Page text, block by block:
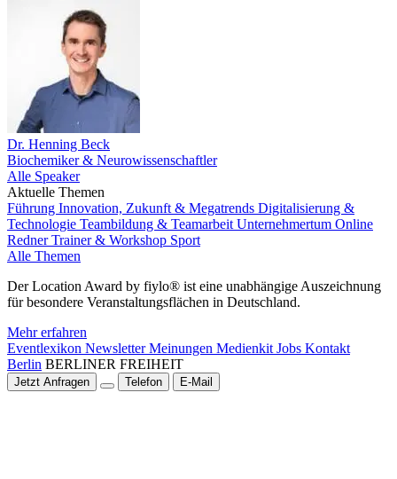
Dr. Henning Beck
Biochemiker & Neurowissenschaftler
Alle Speaker
Aktuelle Themen
Führung Innovation, Zukunft & Megatrends Digitalisierung &
Technologie Teambildung & Teamarbeit Unternehmertum Online
RednerTrainer & Workshop Sport
Alle Themen
Der Location Award by fiylo® ist eine unabhängige Auszeichnung
für besondere Veranstaltungsflächen in Deutschland.
Mehr erfahren
Eventlexikon NewsletterMeinungen Medienkit Jobs Kontakt
Berlin BERLINER FREIHEIT
Jetzt Anfragen Telefon E-Mail